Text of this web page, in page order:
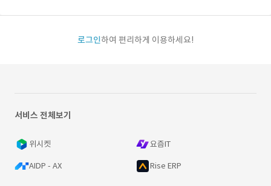
로그인하여 편리하게 이용하세요!
서비스 전체보기
위시켓 요즘IT
AIDP - AX Rise ERP